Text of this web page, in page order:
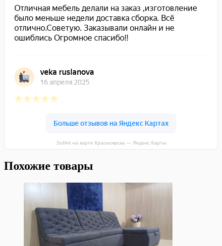
SofArt на карте Красноярска — Яндекс Карты
Похожие товары